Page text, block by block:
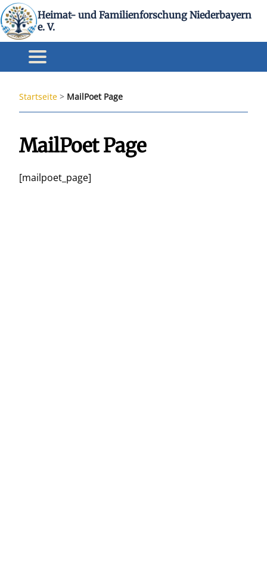
Heimat- und Familienforschung Niederbayern
e. V.
Startseite > MailPoet Page
MailPoet Page
[mailpoet_page]